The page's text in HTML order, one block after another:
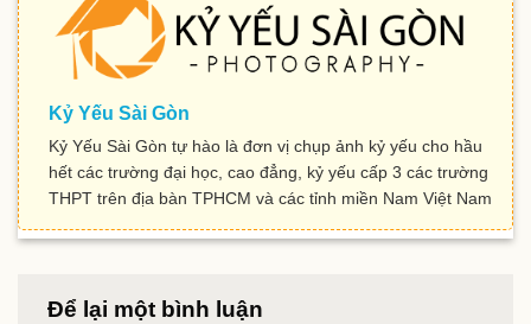
Kỷ Yếu Sài Gòn
Kỷ Yếu Sài Gòn tự hào là đơn vị chụp ảnh kỷ yếu cho hầu
hết các trường đại học, cao đẳng, kỷ yếu cấp 3 các trường
THPT trên địa bàn TPHCM và các tỉnh miền Nam Việt Nam
Để lại một bình luận